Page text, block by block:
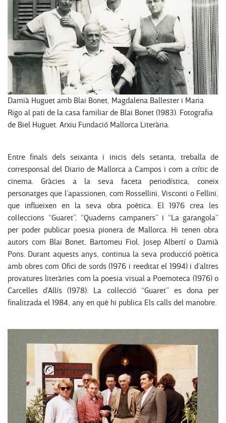
Damià Huguet amb Blai Bonet, Magdalena Ballester i Maria
Rigo al pati de la casa familiar de Blai Bonet (1983). Fotografia
de Biel Huguet. Arxiu Fundació Mallorca Literària.
Entre finals dels seixanta i inicis dels setanta, treballa de
corresponsal del Diario de Mallorca a Campos i com a crític de
cinema. Gràcies a la seva faceta periodística, coneix
personatges que l’apassionen, com Rossellini, Visconti o Fellini,
que influeixen en la seva obra poètica. El 1976 crea les
col·leccions “Guaret”, “Quaderns campaners” i “La garangola”
per poder publicar poesia pionera de Mallorca. Hi tenen obra
autors com Blai Bonet, Bartomeu Fiol, Josep Albertí o Damià
Pons. Durant aquests anys, continua la seva producció poètica
amb obres com Ofici de sords (1976 i reeditat el 1994) i d’altres
provatures literàries com la poesia visual a Poemoteca (1976) o
Carcelles d’Allís (1978). La col·lecció “Guaret” es dona per
finalitzada el 1984, any en què hi publica Els calls del manobre.